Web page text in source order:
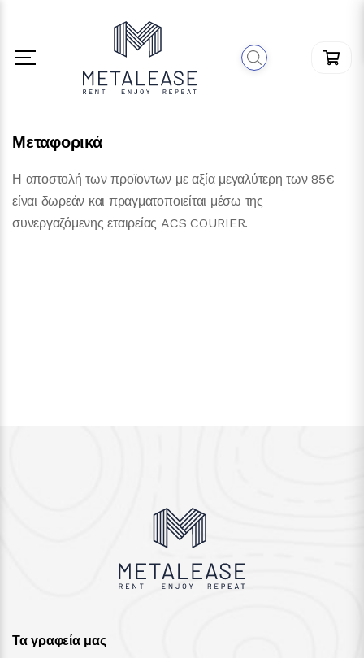
Μεταφορικά
Η αποστολή των προϊοντων με αξία μεγαλύτερη των 85€
είναι δωρεάν και πραγματοποιείται μέσω της
συνεργαζόμενης εταιρείας ACS COURIER.
Τα γραφεία μας